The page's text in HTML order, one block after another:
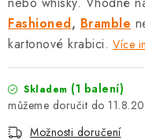
Fashioned, Bramble
kartonové krabici. Více
Skladem (1 balení)
Možnosti doručení